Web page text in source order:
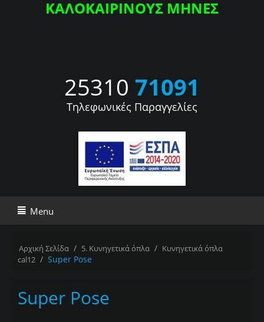
ΚΑΛΟΚΑΙΡΙΝΟΥΣ ΜΗΝΕΣ
25310 71091
Τηλεφωνικές Παραγγελίες
Menu
Αρχική Σελίδα / 5. Κυνηγετικά όπλα / Κυνηγετικά όπλα
cal12 / Super Pose
Super Pose